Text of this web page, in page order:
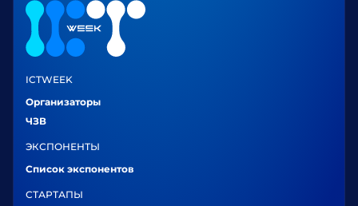
ICTWEEK
Организаторы
ЧЗВ
ЭКСПОНЕНТЫ
Список экспонентов
СТАРТАПЫ